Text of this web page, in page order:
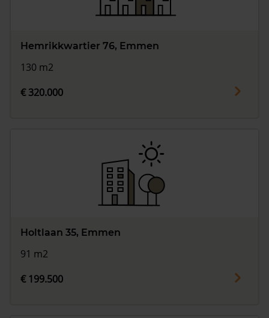
Hemrikkwartier 76, Emmen
130 m2
€ 320.000
Holtlaan 35, Emmen
91 m2
€ 199.500